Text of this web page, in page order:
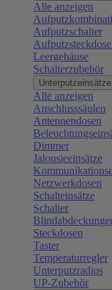
Alle anzeigen
Aufputzschalter
Leergehäuse
Schalterzubehör
Unterputzeinsätze
Alle anzeigen
Anschlusssäulen
Antennendosen
Dimmer
Jalousieeinsätze
Netzwerkdosen
Schalteinsätze
Schalter
Steckdosen
Taster
Temperaturregler
Unterputzradios
UP-Zubehör